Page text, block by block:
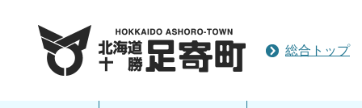
総合トップ